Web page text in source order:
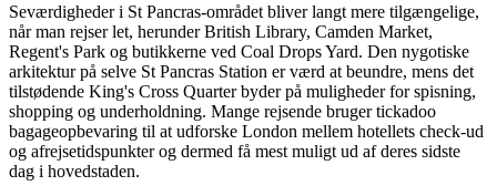
Seværdigheder i St Pancras-området bliver langt mere tilgængelige,
når man rejser let, herunder British Library, Camden Market,
Regent's Park og butikkerne ved Coal Drops Yard. Den nygotiske
arkitektur på selve St Pancras Station er værd at beundre, mens det
tilstødende King's Cross Quarter byder på muligheder for spisning,
shopping og underholdning. Mange rejsende bruger tickadoo
bagageopbevaring til at udforske London mellem hotellets check-ud
og afrejsetidspunkter og dermed få mest muligt ud af deres sidste
dag i hovedstaden.